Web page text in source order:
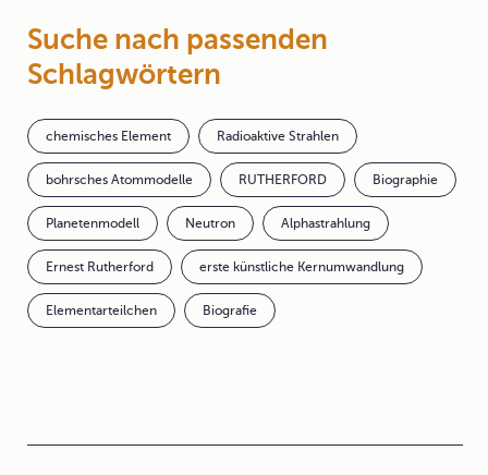
Suche nach passenden
Schlagwörtern
chemisches Element Radioaktive Strahlen
bohrsches Atommodelle RUTHERFORD Biographie
Planetenmodell Neutron Alphastrahlung
Ernest Rutherford erste künstliche Kernumwandlung
Elementarteilchen Biografie